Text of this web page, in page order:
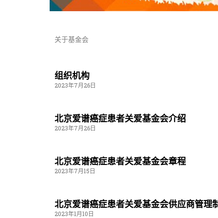
关于基金会
组织机构
2023年7月26日
北京爱谱癌症患者关爱基金会介绍
2023年7月26日
北京爱谱癌症患者关爱基金会章程
2023年7月15日
北京爱谱癌症患者关爱基金会供应商管理
2023年1月10日